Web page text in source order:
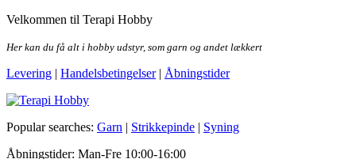
Skip
the
Velkommen til Terapi Hobby
Her kan du få alt i hobby udstyr, som garn og andet lækkert
Levering | Handelsbetingelser| Åbningstider
Terapi Hobby
Popular searches: Garn | Strikkepinde | Syning
Åbningstider: Man-Fre 10:00-16:00